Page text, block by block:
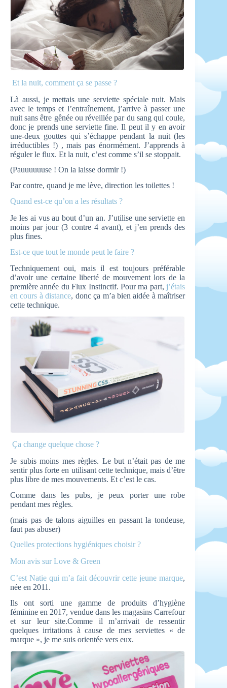
Et la nuit, comment ça se passe ?
Là aussi, je mettais une serviette spéciale nuit. Mais
avec le temps et l’entraînement, j’arrive à passer une
nuit sans être gênée ou réveillée par du sang qui coule,
donc je prends une serviette fine. Il peut il y en avoir
une-deux gouttes qui s’échappe pendant la nuit (les
irréductibles !) , mais pas énormément. J’apprends à
réguler le flux. Et la nuit, c’est comme s’il se stoppait.
(Pauuuuuuse ! On la laisse dormir !)
Par contre, quand je me lève, direction les toilettes !
Quand est-ce qu’on a les résultats ?
Je les ai vus au bout d’un an. J’utilise une serviette en
moins par jour (3 contre 4 avant), et j’en prends des
plus fines.
Est-ce que tout le monde peut le faire ?
Techniquement oui, mais il est toujours préférable
d’avoir une certaine liberté de mouvement lors de la
première année du Flux Instinctif. Pour ma part, j’étais
en cours à distance, donc ça m’a bien aidée à maîtriser
cette technique.
Ça change quelque chose ?
Je subis moins mes règles. Le but n’était pas de me
sentir plus forte en utilisant cette technique, mais d’être
plus libre de mes mouvements. Et c’est le cas.
Comme dans les pubs, je peux porter une robe
pendant mes règles.
(mais pas de talons aiguilles en passant la tondeuse,
faut pas abuser)
Quelles protections hygiéniques choisir ?
Mon avis sur Love & Green
C’est Natie qui m’a fait découvrir cette jeune marque,
née en 2011.
Ils ont sorti une gamme de produits d’hygiène
féminine en 2017, vendue dans les magasins Carrefour
et sur leur site.Comme il m’arrivait de ressentir
quelques irritations à cause de mes serviettes « de
marque », je me suis orientée vers eux.